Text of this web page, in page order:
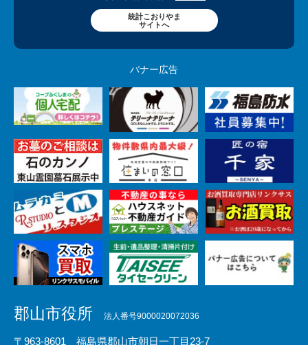
統計こおりやま
サイトへ
バナー広告
郡山市役所 法人番号9000020072036
〒963-8601 福島県郡山市朝日一丁目23-7